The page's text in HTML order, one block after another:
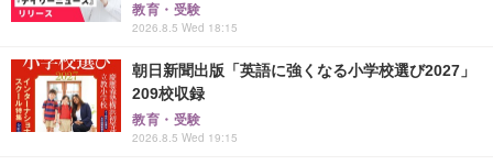
教育・受験
2026.8.5 Wed 18:15
朝日新聞出版「英語に強くなる小学校選び2027」
209校収録
教育・受験
2026.8.5 Wed 19:15